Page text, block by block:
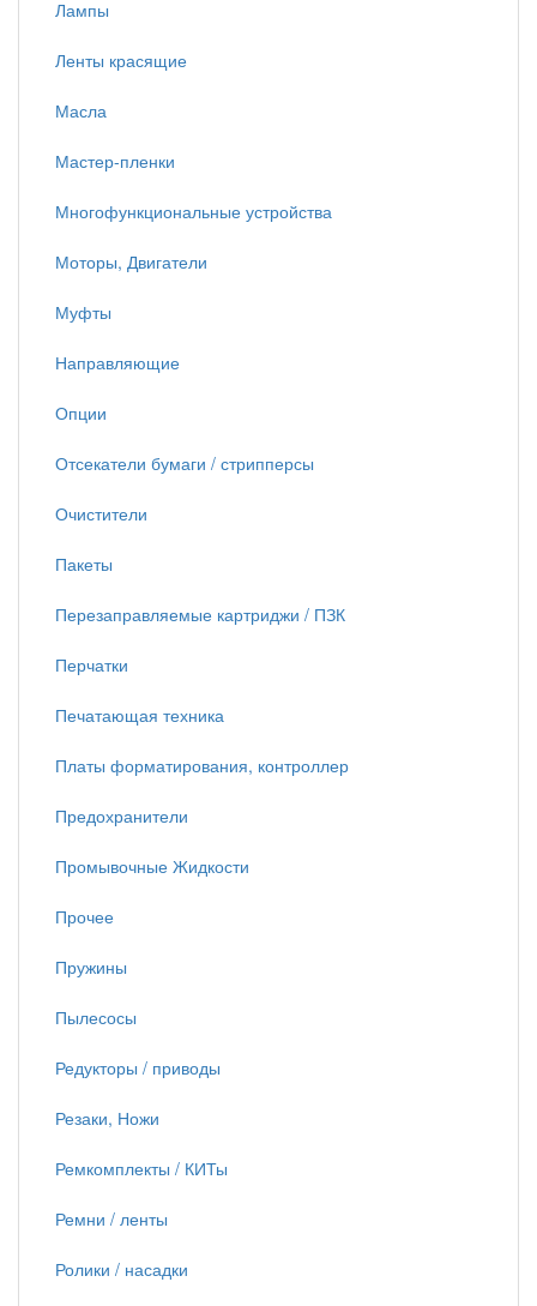
Лампы
Ленты красящие
Масла
Мастер-пленки
Многофункциональные устройства
Моторы, Двигатели
Муфты
Направляющие
Опции
Отсекатели бумаги / стрипперсы
Очистители
Пакеты
Перезаправляемые картриджи / ПЗК
Перчатки
Печатающая техника
Платы форматирования, контроллер
Предохранители
Промывочные Жидкости
Прочее
Пружины
Пылесосы
Редукторы / приводы
Резаки, Ножи
Ремкомплекты / КИТы
Ремни / ленты
Ролики / насадки